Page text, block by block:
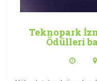
Teknopark
Ödülleri